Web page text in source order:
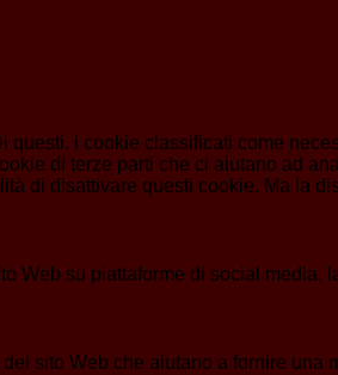
i cookie classificati come
di terze parti che ci aiutano ad
di disattivare questi cookie. Ma la
Web su piattaforme di social media,
sito Web che aiutano a fornire una